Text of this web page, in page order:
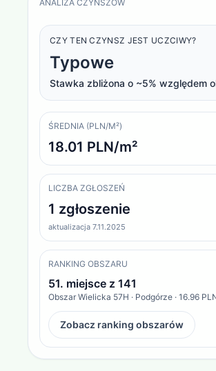
ANALIZA CZYNSZÓW
CZY TEN CZYNSZ JEST UCZCIWY?
Typowe
Stawka zbliżona o ~5% względem
ŚREDNIA (PLN/M²)
18.01 PLN/m²
LICZBA ZGŁOSZEŃ
1 zgłoszenie
aktualizacja 7.11.2025
RANKING OBSZARU
51. miejsce z 141
Obszar Wielicka 57H · Podgórze · 16.96
Zobacz ranking obszarów